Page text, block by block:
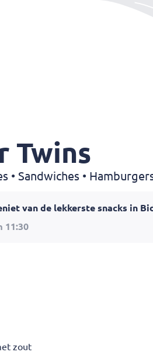
Twins
• Sandwiches •
van de lekkerste snacks in
Bij
in
11:30
zout